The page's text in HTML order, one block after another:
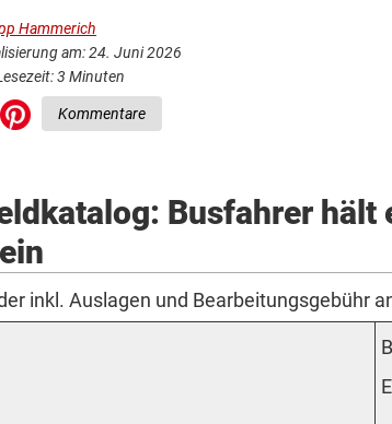
Hammerich
am: 24. Juni 2026
3 Minuten
Kommentare
Busfahrer hält
inkl. Auslagen und Bearbeitungsgebühr